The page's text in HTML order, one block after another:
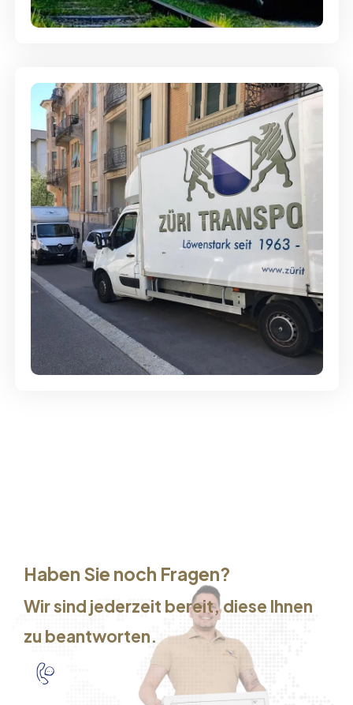
Günstige Umzüge - Hervorragender
Service
Haben Sie noch Fragen?
Wir sind jederzeit bereit, diese Ihnen
zu beantworten.